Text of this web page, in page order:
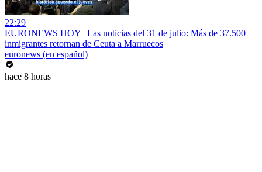
22:29
EURONEWS HOY | Las noticias del 31 de julio: Más de 37.500
inmigrantes retornan de Ceuta a Marruecos
euronews (en español)
hace 8 horas